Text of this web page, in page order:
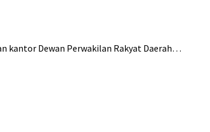
kantor Dewan Perwakilan Rakyat Daerah…